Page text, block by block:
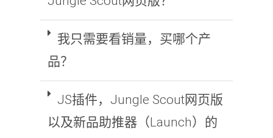
我只需要看销量，买哪个产
品？
JS插件，Jungle Scout网页版
以及新品助推器（Launch）的